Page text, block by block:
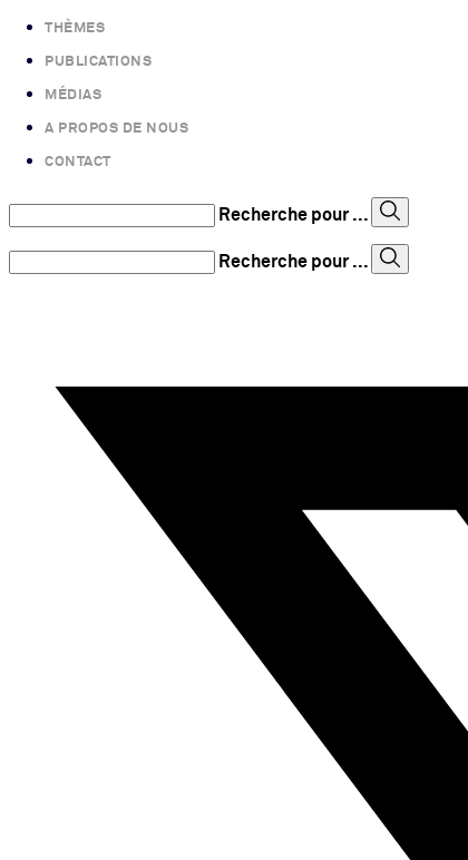
THÈMES
PUBLICATIONS
MÉDIAS
A PROPOS DE NOUS
CONTACT
Recherche pour ...
Recherche pour ...